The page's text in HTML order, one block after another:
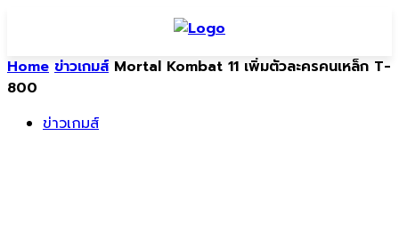
Home ข่าวเกมส์ Mortal Kombat 11 เพิ่มตัวละครคนเหล็ก T-
800
ข่าวเกมส์